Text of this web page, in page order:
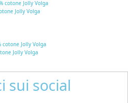
Jolly Volga
Jolly Volga
sui social